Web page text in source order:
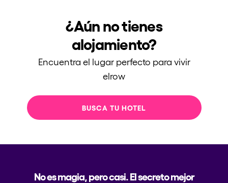
¿Aún no tienes
alojamiento?
Encuentra el lugar perfecto para vivir
elrow
BUSCA TU HOTEL
No es magia, pero casi. El secreto mejor